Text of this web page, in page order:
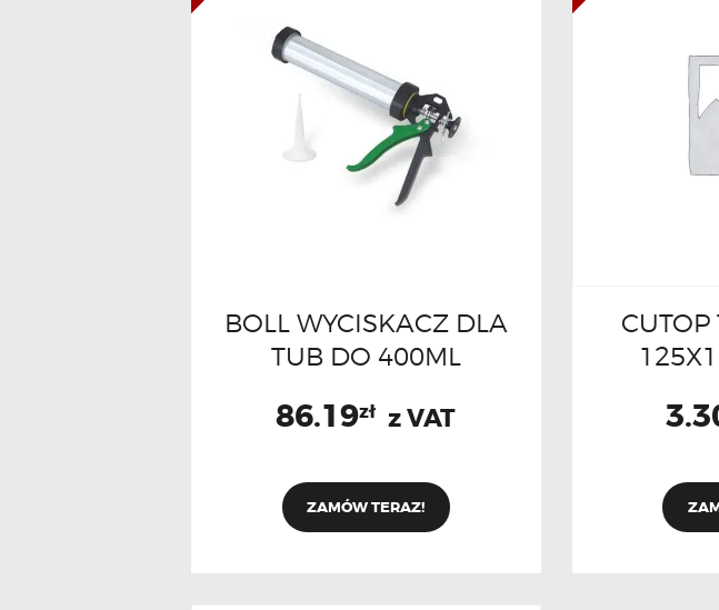
BOLL WYCISKACZ DLA
TUB DO 400ML
86.19zł z VAT
ZAMÓW TERAZ!
CUTOP